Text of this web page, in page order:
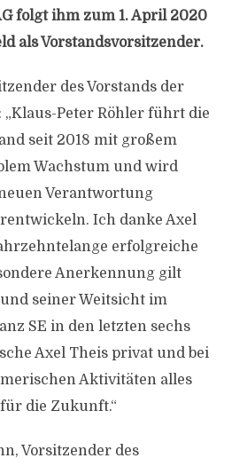
folgt ihm zum 1. April 2020
als Vorstandsvorsitzender.
des Vorstands der
„Klaus-Peter Röhler führt die
seit 2018 mit großem
Wachstum und wird
Verantwortung
Ich danke Axel
erfolgreiche
Anerkennung gilt
seiner Weitsicht im
SE in den letzten sechs
Axel Theis privat und bei
Aktivitäten alles
die Zukunft.“
Vorsitzender des